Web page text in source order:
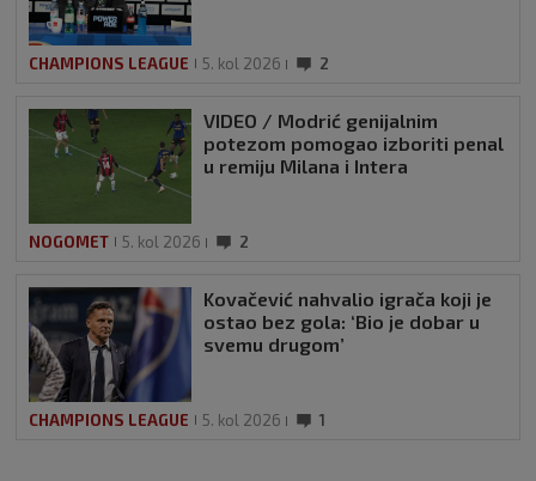
CHAMPIONS LEAGUE 5. kol 2026 2
VIDEO / Modrić genijalnim
potezom pomogao izboriti penal
u remiju Milana i Intera
NOGOMET 5. kol 2026 2
Kovačević nahvalio igrača koji je
ostao bez gola: ‘Bio je dobar u
svemu drugom’
CHAMPIONS LEAGUE 5. kol 2026 1